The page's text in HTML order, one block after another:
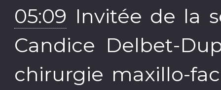
05:09 Invitée de la
Candice Delbet-
chirurgie maxillo-